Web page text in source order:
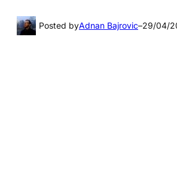
Posted byAdnan Bajrovic–29/04/